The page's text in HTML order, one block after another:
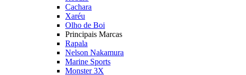
Cachara
Xaréu
Olho de Boi
Principais Marcas
Rapala
Nelson Nakamura
Marine Sports
Monster 3X